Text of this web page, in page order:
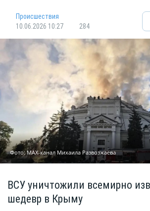
Происшествия
10.06.2026 10:27
284
Фото: МАХ-канал Михаила Развозжаева
ВСУ уничтожили всемирно
шедевр в Крыму